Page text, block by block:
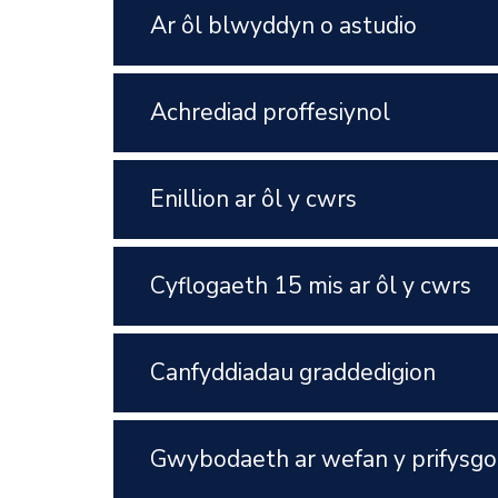
Ar ôl blwyddyn o astudio
Achrediad proffesiynol
Enillion ar ôl y cwrs
Cyflogaeth 15 mis ar ôl y cwrs
Canfyddiadau graddedigion
Gwybodaeth ar wefan y